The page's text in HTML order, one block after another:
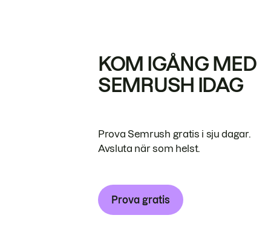
KOM IGÅNG MED
SEMRUSH IDAG
Prova Semrush gratis i sju dagar.
Avsluta när som helst.
Prova gratis